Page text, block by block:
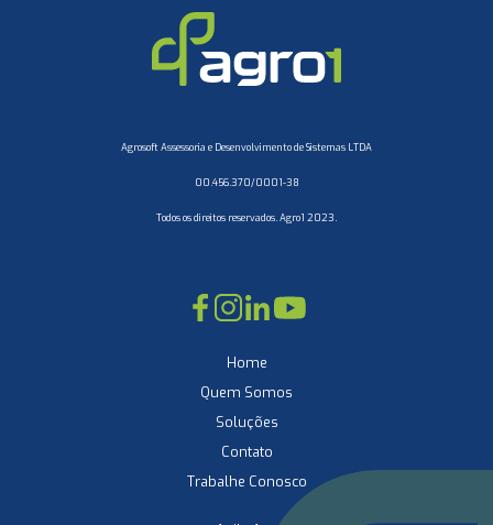
Agrosoft Assessoria e Desenvolvimento de Sistemas LTDA
00.456.370/0001-38
Todos os direitos reservados. Agro1 2023.
Home
Quem Somos
Soluções
Contato
Trabalhe Conosco